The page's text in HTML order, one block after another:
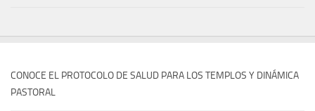
CONOCE EL PROTOCOLO DE SALUD PARA LOS TEMPLOS Y DINÁMICA
PASTORAL